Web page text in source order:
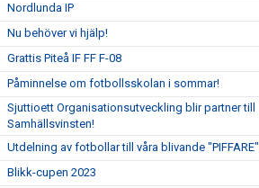
Nordlunda IP
Nu behöver vi hjälp!
Grattis Piteå IF FF F-08
Påminnelse om fotbollsskolan i sommar!
Sjuttioett Organisationsutveckling blir partner till
Samhällsvinsten!
Utdelning av fotbollar till våra blivande "PIFFARE"
Blikk-cupen 2023